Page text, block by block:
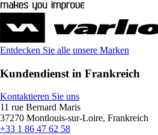
Entdecken Sie alle unsere Marken
Kundendienst in Frankreich
Kontaktieren Sie uns
11 rue Bernard Maris
37270 Montlouis-sur-Loire, Frankreich
+33 1 86 47 62 58